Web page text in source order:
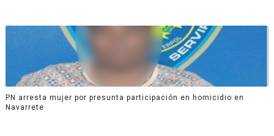
PN arresta mujer por presunta participación en homicidio en
Navarrete